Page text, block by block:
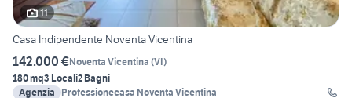
11
Casa Indipendente Noventa Vicentina
142.000 €Noventa Vicentina (VI)
180 mq3 Locali2 Bagni
Agenzia
Professionecasa Noventa Vicentina